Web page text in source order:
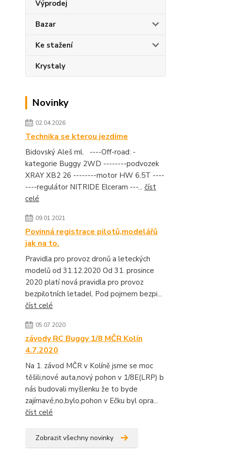
Výprodej
Bazar
Ke stažení
Krystaly
Novinky
02.04.2026
Technika se kterou jezdíme
Bidovský Aleš ml. ----Off-road: -
kategorie Buggy 2WD --------podvozek
XRAY XB2 26 --------motor HW 6.5T ----
----regulátor NITRIDE Elceram ---... číst
celé
09.01.2021
Povinná registrace pilotů,modelářů
jak na to.
Pravidla pro provoz dronů a leteckých
modelů od 31.12.2020 Od 31. prosince
2020 platí nová pravidla pro provoz
bezpilotních letadel. Pod pojmem bezpi...
číst celé
05.07.2020
závody RC Buggy 1/8 MČR Kolín
4.7.2020
Na 1. závod MČR v Kolíně jsme se moc
těšili,nové auta,nový pohon v 1/8E(LRP) b
nás budovali myšlenku že to byde
zajímavé,no,bylo,pohon v Ečku byl opra...
číst celé
Zobrazit všechny novinky